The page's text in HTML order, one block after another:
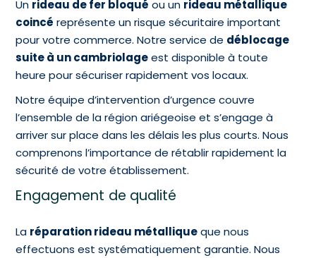
Un rideau de fer bloqué ou un rideau métallique
coincé représente un risque sécuritaire important
pour votre commerce. Notre service de déblocage
suite à un cambriolageest disponible à toute
heure pour sécuriser rapidement vos locaux.
Notre équipe d’intervention d’urgence couvre
l’ensemble de la région ariégeoise et s’engage à
arriver sur place dans les délais les plus courts. Nous
comprenons l’importance de rétablir rapidement la
sécurité de votre établissement.
Engagement de qualité
La réparation rideau métalliqueque nous
effectuons est systématiquement garantie. Nous